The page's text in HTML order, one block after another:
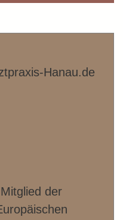
Hanau.de
Mitglied der